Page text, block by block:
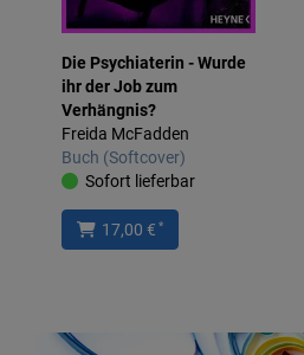
Die Psychiaterin - Wurde
ihr der Job zum
Verhängnis?
Freida McFadden
Buch (Softcover)
Sofort lieferbar
17,00 € *